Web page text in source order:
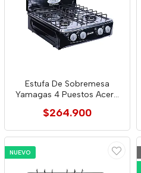
Estufa De Sobremesa
Yamagas 4 Puestos Acero
$264.900
NUEVO